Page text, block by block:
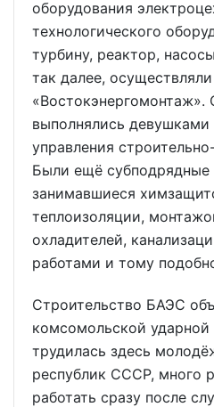
оборудования
технологического
турбину, реактор,
так далее,
«Востокэнергомонтаж».
выполнялись девушками
управления
Были ещё субподрядные
занимавшиеся
теплоизоляции,
охладителей,
работами и тому
Строительство БАЭС
комсомольской ударной
трудилась здесь
республик СССР, много
работать сразу после